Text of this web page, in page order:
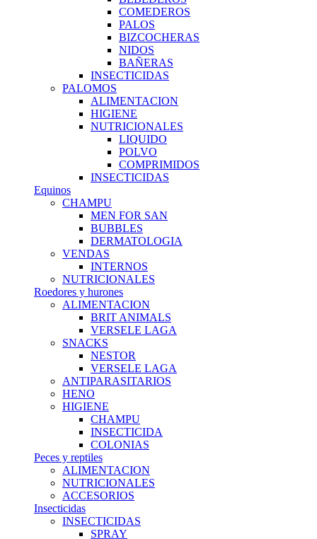
COMEDEROS
PALOS
BIZCOCHERAS
NIDOS
BAÑERAS
INSECTICIDAS
PALOMOS
ALIMENTACION
HIGIENE
NUTRICIONALES
LIQUIDO
POLVO
COMPRIMIDOS
INSECTICIDAS
Equinos
CHAMPU
MEN FOR SAN
BUBBLES
DERMATOLOGIA
VENDAS
INTERNOS
NUTRICIONALES
Roedores y hurones
ALIMENTACION
BRIT ANIMALS
VERSELE LAGA
SNACKS
NESTOR
VERSELE LAGA
ANTIPARASITARIOS
HENO
HIGIENE
CHAMPU
INSECTICIDA
COLONIAS
Peces y reptiles
ALIMENTACION
NUTRICIONALES
ACCESORIOS
Insecticidas
INSECTICIDAS
SPRAY